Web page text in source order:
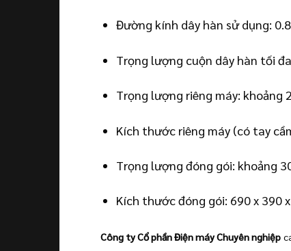
Đường kính dây hàn sử dụng:
Trọng lượng cuộn dây hàn tối
Trọng lượng riêng máy: khoảng
Kích thước riêng máy (có tay
Trọng lượng đóng gói: khoảng
Kích thước đóng gói: 690 x 390
Công ty Cổ phần Điện máy Chuyên nghiệp